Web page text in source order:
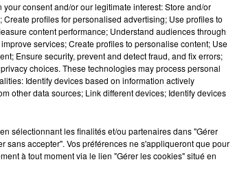
BLOQUE LA
LES ARDENNES
déclaré ce mercredi
VITAA
Ca
A
consent and/or our legitimate interest: Store and/or
profiles for personalised advertising; Use profiles to
content performance; Understand audiences through
services; Create profiles to personalise content; Use
Ensure security, prevent and detect fraud, and fix errors;
choices. These technologies may process personal
Identify devices based on information actively
other data sources; Link different devices; Identify devices
sélectionnant les finalités et/ou partenaires dans "Gérer
sans accepter". Vos préférences ne s'appliqueront que pour
à tout moment via le lien "Gérer les cookies" situé en